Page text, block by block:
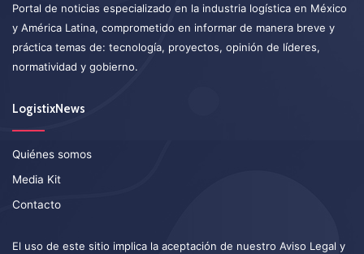
Portal de noticias especializado en la industria logística en México
y América Latina, comprometido en informar de manera breve y
práctica temas de: tecnología, proyectos, opinión de líderes,
normatividad y gobierno.
LogistixNews
Quiénes somos
Media Kit
Contacto
El uso de este sitio implica la aceptación de nuestro Aviso Legal y